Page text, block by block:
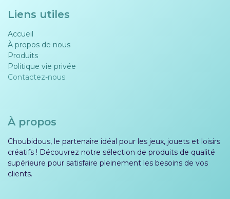
Liens utiles
Accueil
À propos de nous
Produits
Politique vie privée​​
Contactez-nous
À propos
Choubidous, le partenaire idéal pour les jeux, jouets et loisirs
créatifs ! Découvrez notre sélection de produits de qualité
supérieure pour satisfaire pleinement les besoins de vos
clients.